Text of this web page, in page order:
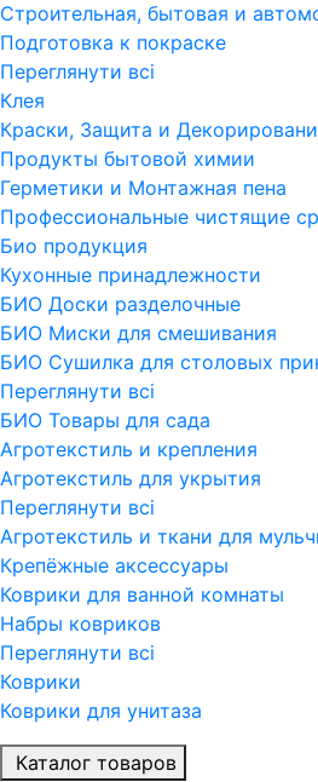
Строительная, бытовая и
Подготовка к покраске
Переглянути всi
Клея
Краски, Защита и
Продукты бытовой химии
Герметики и Монтажная пена
Профессиональные чистящие
Био продукция
Кухонные принадлежности
БИО Доски разделочные
БИО Миски для смешивания
БИО Сушилка для столовых
Переглянути всi
БИО Товары для сада
Агротекстиль и крепления
Агротекстиль для укрытия
Переглянути всi
Агротекстиль и ткани для
Крепёжные аксессуары
Коврики для ванной комнаты
Набры ковриков
Переглянути всi
Коврики
Коврики для унитаза
Каталог товаров